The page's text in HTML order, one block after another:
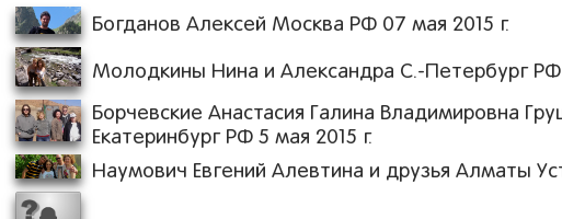
Богданов Алексей Москва РФ 07 мая 2015 г.
Молодкины Нина и Александра С.-Петербург РФ
Борчевские Анастасия Галина Владимировна
Екатеринбург РФ 5 мая 2015 г.
Наумович Евгений Алевтина и друзья Алматы